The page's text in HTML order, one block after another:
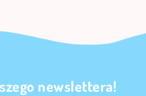
newslettera!